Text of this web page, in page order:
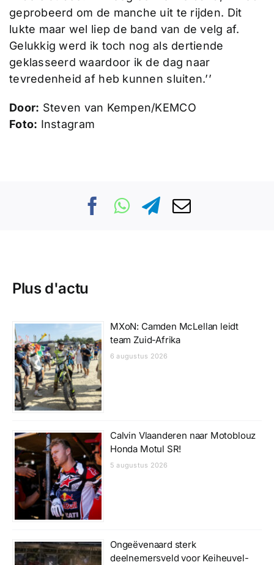
geprobeerd om de manche uit te rijden. Dit
lukte maar wel liep de band van de velg af.
Gelukkig werd ik toch nog als dertiende
geklasseerd waardoor ik de dag naar
tevredenheid af heb kunnen sluiten.’’
Door: Steven van Kempen/KEMCO
Foto: Instagram
Plus d'actu
MXoN: Camden McLellan leidt
team Zuid-Afrika
6 augustus 2026
Calvin Vlaanderen naar Motoblouz
Honda Motul SR!
5 augustus 2026
Ongeëvenaard sterk
deelnemersveld voor Keiheuvel-